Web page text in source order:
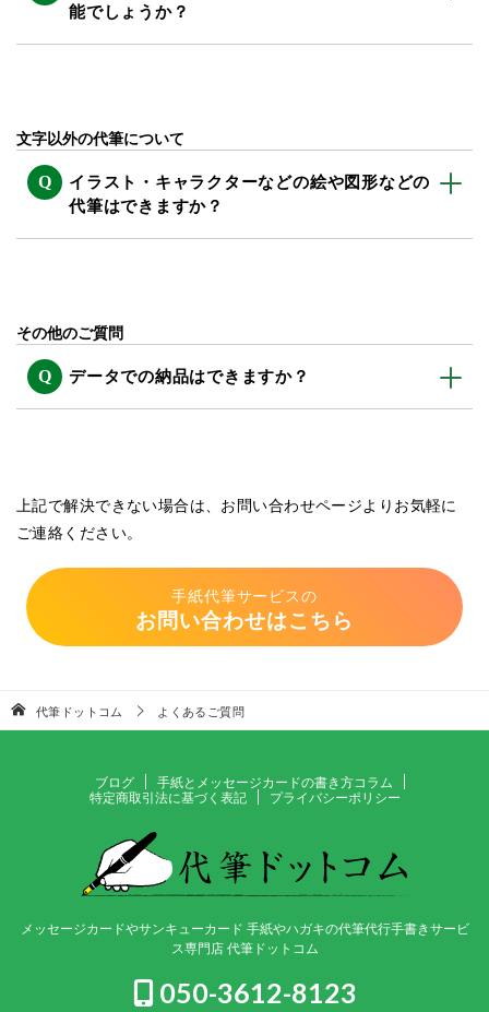
能でしょうか？
文字以外の代筆について
イラスト・キャラクターなどの絵や図形などの
代筆はできますか？
その他のご質問
データでの納品はできますか？
上記で解決できない場合は、お問い合わせページよりお気軽に
ご連絡ください。
手紙代筆サービスの
お問い合わせはこちら
代筆ドットコム よくあるご質問
ブログ
手紙とメッセージカードの書き方コラム
特定商取引法に基づく表記
プライバシーポリシー
メッセージカードやサンキューカード 手紙やハガキの代筆代行手書きサービ
ス専門店 代筆ドットコム
050-3612-8123